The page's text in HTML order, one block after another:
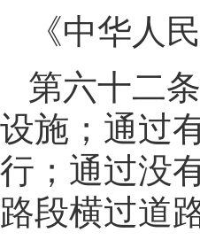
《中华人
第六十二
设施；通过
行；通过没
路段横过道